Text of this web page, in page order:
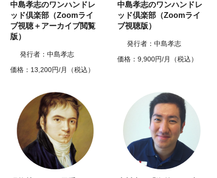
中島孝志のワンハンドレ
ッド倶楽部（Zoomライ
ブ視聴＋アーカイブ閲覧
版）
発行者：中島孝志
価格：13,200円/月（税込）
中島孝志のワンハンドレ
ッド倶楽部（Zoomライ
ブ視聴版）
発行者：中島孝志
価格：9,900円/月（税込）